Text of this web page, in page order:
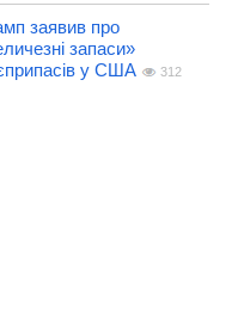
заявив про
запаси»
у США
312